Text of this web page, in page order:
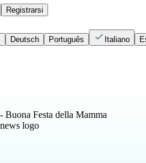
Registrarsi
Deutsch Português Italiano